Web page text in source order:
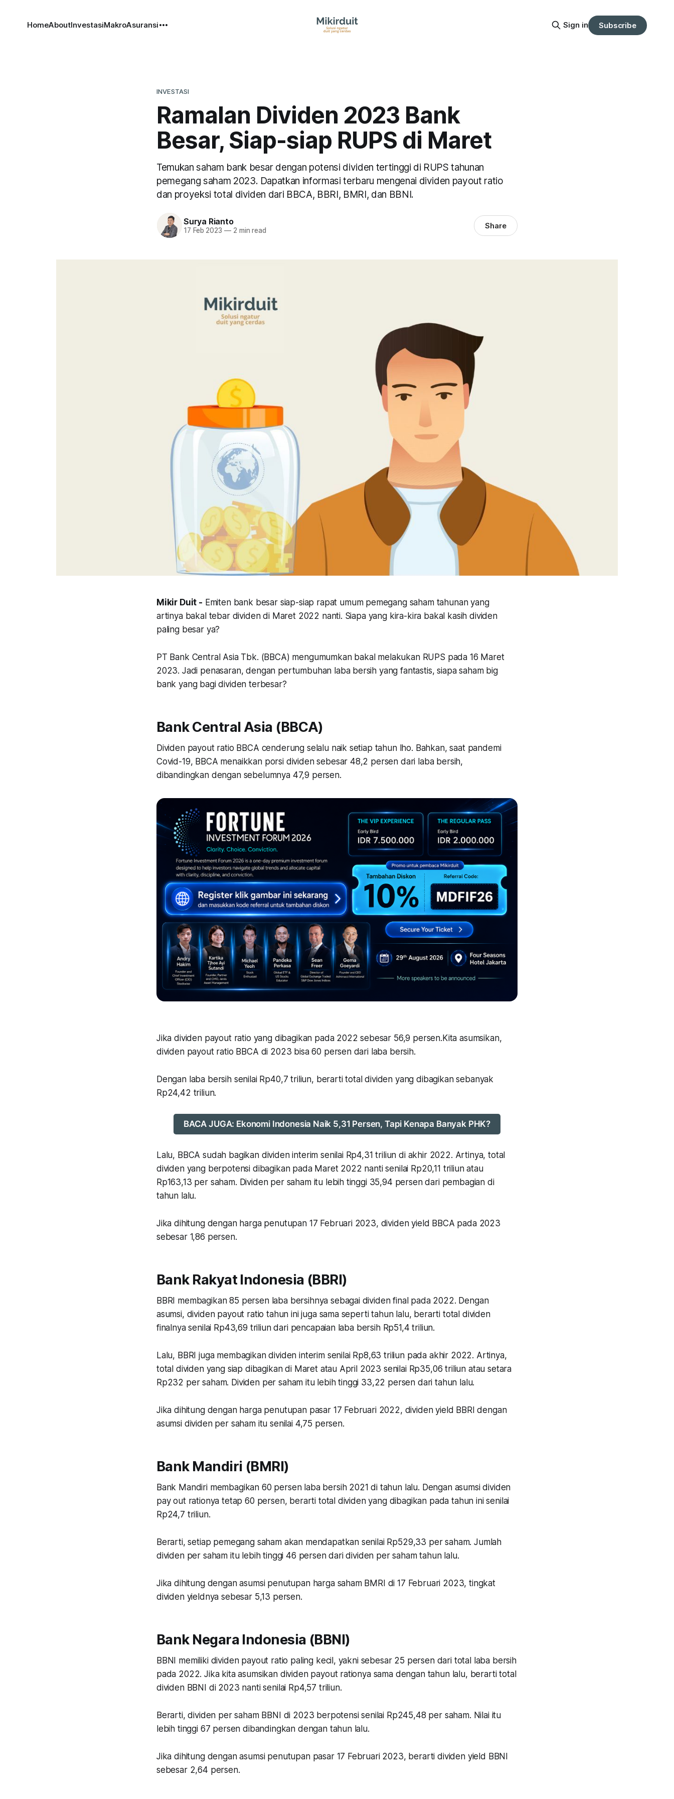
HomeAboutInvestasiMakroAsuransi Sign in Subscribe
INVESTASI
Ramalan Dividen 2023 Bank
Besar, Siap-siap RUPS di Maret
Temukan saham bank besar dengan potensi dividen tertinggi di RUPS tahunan
pemegang saham 2023. Dapatkan informasi terbaru mengenai dividen payout ratio
dan proyeksi total dividen dari BBCA, BBRI, BMRI, dan BBNI.
Surya Rianto
17 Feb 2023 —2 min read Share
Mikir Duit - Emiten bank besar siap-siap rapat umum pemegang saham tahunan yang
artinya bakal tebar dividen di Maret 2022 nanti. Siapa yang kira-kira bakal kasih dividen
paling besar ya?
PT Bank Central Asia Tbk. (BBCA) mengumumkan bakal melakukan RUPS pada 16 Maret
2023. Jadi penasaran, dengan pertumbuhan laba bersih yang fantastis, siapa saham big
bank yang bagi dividen terbesar?
Bank Central Asia (BBCA)
Dividen payout ratio BBCA cenderung selalu naik setiap tahun lho. Bahkan, saat pandemi
Covid-19, BBCA menaikkan porsi dividen sebesar 48,2 persen dari laba bersih,
dibandingkan dengan sebelumnya 47,9 persen.
Jika dividen payout ratio yang dibagikan pada 2022 sebesar 56,9 persen.Kita asumsikan,
dividen payout ratio BBCA di 2023 bisa 60 persen dari laba bersih.
Dengan laba bersih senilai Rp40,7 triliun, berarti total dividen yang dibagikan sebanyak
Rp24,42 triliun.
BACA JUGA: Ekonomi Indonesia Naik 5,31 Persen, Tapi Kenapa Banyak PHK?
Lalu, BBCA sudah bagikan dividen interim senilai Rp4,31 triliun di akhir 2022. Artinya, total
dividen yang berpotensi dibagikan pada Maret 2022 nanti senilai Rp20,11 triliun atau
Rp163,13 per saham. Dividen per saham itu lebih tinggi 35,94 persen dari pembagian di
tahun lalu.
Jika dihitung dengan harga penutupan 17 Februari 2023, dividen yield BBCA pada 2023
sebesar 1,86 persen.
Bank Rakyat Indonesia (BBRI)
BBRI membagikan 85 persen laba bersihnya sebagai dividen final pada 2022. Dengan
asumsi, dividen payout ratio tahun ini juga sama seperti tahun lalu, berarti total dividen
finalnya senilai Rp43,69 triliun dari pencapaian laba bersih Rp51,4 triliun.
Lalu, BBRI juga membagikan dividen interim senilai Rp8,63 triliun pada akhir 2022. Artinya,
total dividen yang siap dibagikan di Maret atau April 2023 senilai Rp35,06 triliun atau setara
Rp232 per saham. Dividen per saham itu lebih tinggi 33,22 persen dari tahun lalu.
Jika dihitung dengan harga penutupan pasar 17 Februari 2022, dividen yield BBRI dengan
asumsi dividen per saham itu senilai 4,75 persen.
Bank Mandiri (BMRI)
Bank Mandiri membagikan 60 persen laba bersih 2021 di tahun lalu. Dengan asumsi dividen
pay out rationya tetap 60 persen, berarti total dividen yang dibagikan pada tahun ini senilai
Rp24,7 triliun.
Berarti, setiap pemegang saham akan mendapatkan senilai Rp529,33 per saham. Jumlah
dividen per saham itu lebih tinggi 46 persen dari dividen per saham tahun lalu.
Jika dihitung dengan asumsi penutupan harga saham BMRI di 17 Februari 2023, tingkat
dividen yieldnya sebesar 5,13 persen.
Bank Negara Indonesia (BBNI)
BBNI memiliki dividen payout ratio paling kecil, yakni sebesar 25 persen dari total laba bersih
pada 2022. Jika kita asumsikan dividen payout rationya sama dengan tahun lalu, berarti total
dividen BBNI di 2023 nanti senilai Rp4,57 triliun.
Berarti, dividen per saham BBNI di 2023 berpotensi senilai Rp245,48 per saham. Nilai itu
lebih tinggi 67 persen dibandingkan dengan tahun lalu.
Jika dihitung dengan asumsi penutupan pasar 17 Februari 2023, berarti dividen yield BBNI
sebesar 2,64 persen.